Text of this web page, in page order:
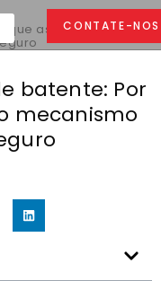
CONTATE-NOS
que as manivelas são
batente: Por
mecanismo